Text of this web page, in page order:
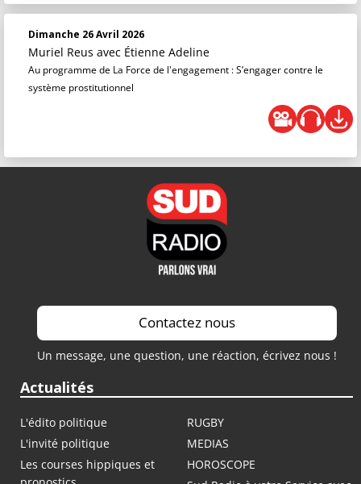
Dimanche 26 Avril 2026
Muriel Reus avec Étienne Adeline
Au programme de La Force de l'engagement : S’engager contre le
système prostitutionnel
Contactez nous
Un message, une question, une réaction, écrivez nous !
Actualités
L'édito politique
RUGBY
L'invité politique
MEDIAS
Les courses hippiques et
HOROSCOPE